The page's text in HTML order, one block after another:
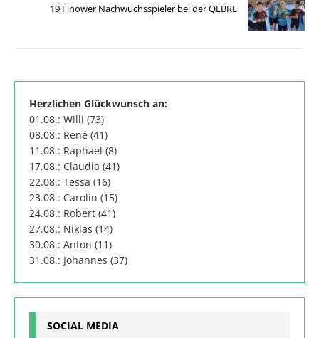
19 Finower Nachwuchsspieler bei der QLBRL
Herzlichen Glückwunsch an:
01.08.: Willi (73)
08.08.: René (41)
11.08.: Raphael (8)
17.08.: Claudia (41)
22.08.: Tessa (16)
23.08.: Carolin (15)
24.08.: Robert (41)
27.08.: Niklas (14)
30.08.: Anton (11)
31.08.: Johannes (37)
SOCIAL MEDIA